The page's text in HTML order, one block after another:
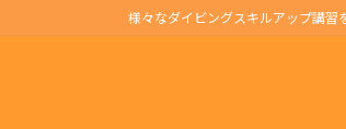
ン
ビ
様々なダイビングスキルアップ講習